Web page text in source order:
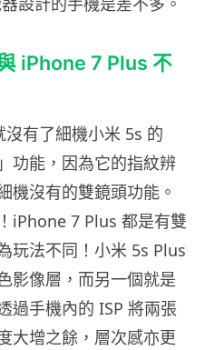
iPhone 7 Plus 不
有了細機小米 5s 的
功能，因為它的指紋辨
機沒有的雙鏡頭功能。
iPhone 7 Plus 都是有雙
玩法不同！小米 5s Plus
影像層，而另一個就是
過手機內的 ISP 將兩張
大增之餘，層次感亦更